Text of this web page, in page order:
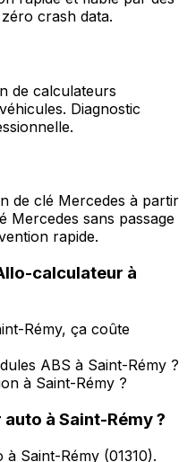
crash data.
de calculateurs
Diagnostic
de clé Mercedes à partir
Mercedes sans passage
rapide.
calculateur à
Rémy, ça coûte
ABS à Saint-Rémy ?
à Saint-Rémy ?
auto à Saint-Rémy?
à Saint-Rémy (01310).